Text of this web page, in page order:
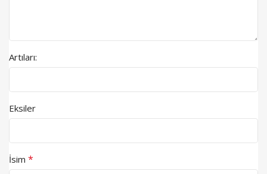
Artıları:
Eksiler
İsim *